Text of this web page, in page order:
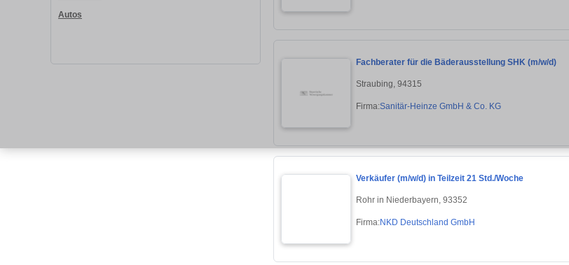
Autos
Fachberater für die Bäderausstellung SHK (m/w/d)
Straubing, 94315
Firma:Sanitär-Heinze GmbH & Co. KG
Verkäufer (m/w/d) in Teilzeit 21 Std./Woche
Rohr in Niederbayern, 93352
Firma:NKD Deutschland GmbH